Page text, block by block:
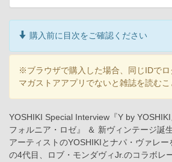
購入前に目次をご確認ください
※ブラウザで購入した場合、同じIDで
マガストアアプリでないと雑誌を読むこ
YOSHIKI Special Interview『Y by
フォルニア・ロゼ』 ＆ 新ヴィンテージ誕
アーティストのYOSHIKIとナパ・ヴァレ
の4代目、ロブ・モンダヴィJr.のコラボレ